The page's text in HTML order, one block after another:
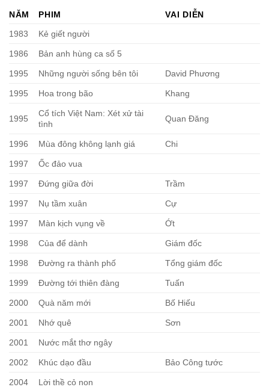
NĂM PHIM
VAI DIỄN
1983
Kẻ giết người
1986 Bản anh hùng ca số 5
1995 Những người sống bên tôi David Phương
1995 Hoa trong bão Khang
1995
Cổ tích Việt Nam: Xét xử tài
tình
Quan Đăng
1996 Mùa đông không lạnh giá Chi
1997 Ốc đảo vua
1997 Đứng giữa đời Trầm
1997 Nụ tầm xuân Cự
1997 Màn kịch vụng về Ớt
1998 Của để dành Giám đốc
1998 Đường ra thành phố Tổng giám đốc
1999 Đường tới thiên đàng Tuấn
2000 Quà năm mới Bố Hiếu
2001 Nhớ quê Sơn
2001 Nước mắt thơ ngây
2002 Khúc dạo đầu Bảo Công tước
2004 Lời thề cỏ non